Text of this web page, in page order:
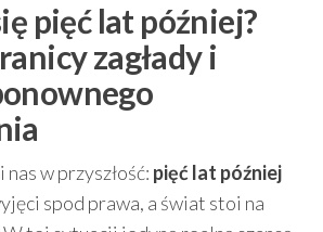
pięć lat później?
zagłady i
w przyszłość: pięć lat później
spod prawa, a świat stoi na